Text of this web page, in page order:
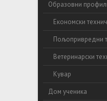
Образовни
Економски
Пољопривредни
Ветеринарски
Кувар
Дом ученика